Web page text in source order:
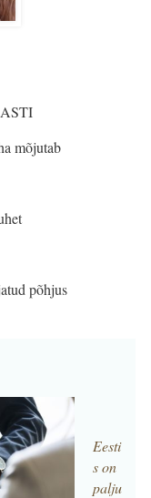
mõjutab
põhjus
Eesti
s on
palju